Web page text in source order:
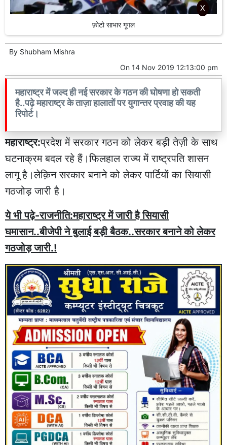
फ़ोटो साभार गूगल
By Shubham Mishra
On 14 Nov 2019 12:13:00 pm
महाराष्ट्र में जल्द ही नई सरकार के गठन की घोषणा हो सकती
है..पढ़े महाराष्ट्र के ताज़ा हालातों पर युगान्तर प्रवाह की यह
रिपोर्ट।
महाराष्ट्र:प्रदेश में सरकार गठन को लेकर बड़ी तेज़ी के साथ
घटनाक्रम बदल रहे हैं।फिलहाल राज्य में राष्ट्रपति शासन
लागू है।लेक़िन सरकार बनाने को लेकर पार्टियों का सियासी
गठजोड़ जारी है।
ये भी पढ़े-राजनीति:महाराष्ट्र में जारी है सियासी
घमासान..बीजेपी ने बुलाई बड़ी बैठक..सरकार बनाने को लेकर
गठजोड़ जारी.!
X